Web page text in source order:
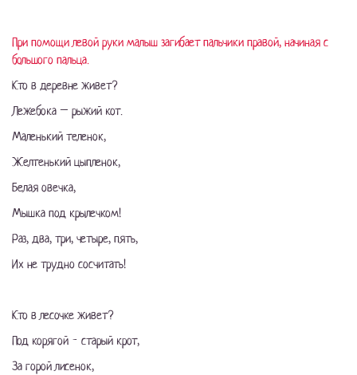
При помощи левой руки малыш загибает пальчики правой, начиная с
большого пальца.
Кто в деревне живет?
Лежебока – рыжий кот.
Маленький теленок,
Желтенький цыпленок,
Белая овечка,
Мышка под крылечком!
Раз, два, три, четыре, пять,
Их не трудно сосчитать!
Кто в лесочке живет?
Под корягой - старый крот,
За горой лисенок,